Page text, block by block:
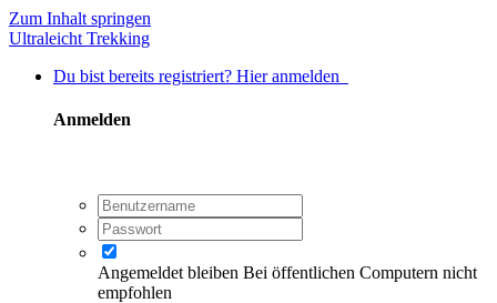
Zum Inhalt springen
Ultraleicht Trekking
Du bist bereits registriert? Hier anmelden
Anmelden
Angemeldet bleiben Bei öffentlichen Computern nicht
empfohlen